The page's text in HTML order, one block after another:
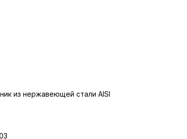
из нержавеющей стали AISI